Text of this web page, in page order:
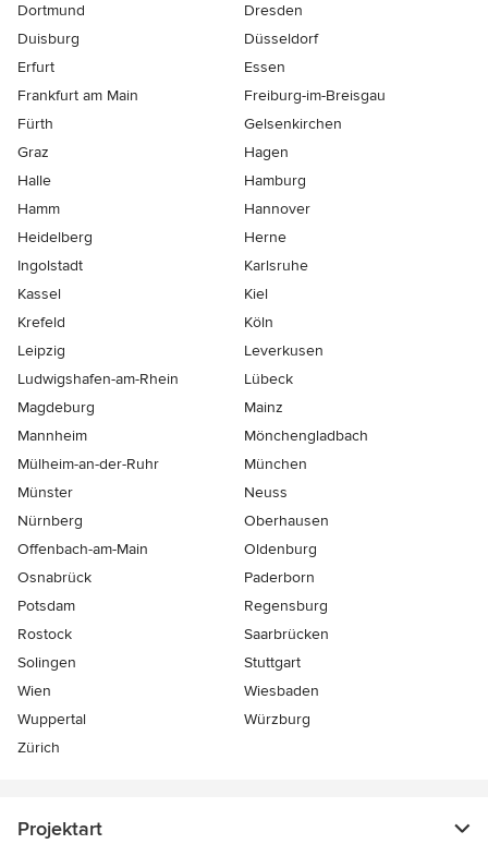
Dortmund
Dresden
Duisburg
Düsseldorf
Erfurt
Essen
Frankfurt am Main
Freiburg-im-Breisgau
Fürth
Gelsenkirchen
Graz
Hagen
Halle
Hamburg
Hamm
Hannover
Heidelberg
Herne
Ingolstadt
Karlsruhe
Kassel
Kiel
Krefeld
Köln
Leipzig
Leverkusen
Ludwigshafen-am-Rhein
Lübeck
Magdeburg
Mainz
Mannheim
Mönchen­gladbach
Mülheim-an-der-Ruhr
München
Münster
Neuss
Nürnberg
Oberhausen
Offenbach-am-Main
Oldenburg
Osnabrück
Paderborn
Potsdam
Regensburg
Rostock
Saarbrücken
Solingen
Stuttgart
Wien
Wiesbaden
Wuppertal
Würzburg
Zürich
Projektart